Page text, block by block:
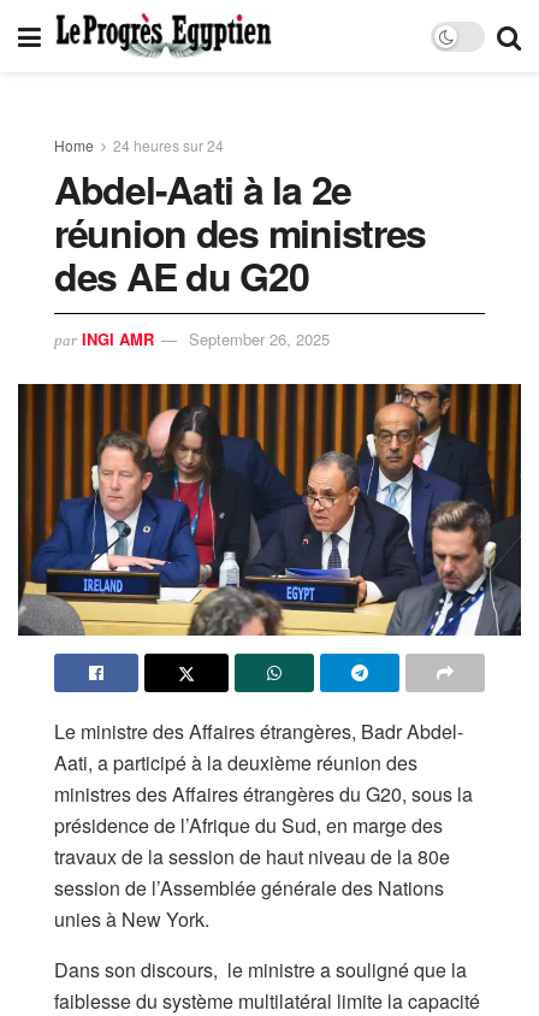
Home 24 heures sur 24
Abdel-Aati à la 2e
réunion des ministres
des AE du G20
par INGI AMR September 26, 2025
Le ministre des Affaires étrangères, Badr Abdel-
Aati, a participé à la deuxième réunion des
ministres des Affaires étrangères du G20, sous la
présidence de l’Afrique du Sud, en marge des
travaux de la session de haut niveau de la 80e
session de l’Assemblée générale des Nations
unies à New York.
Dans son discours, le ministre a souligné que la
faiblesse du système multilatéral limite la capacité